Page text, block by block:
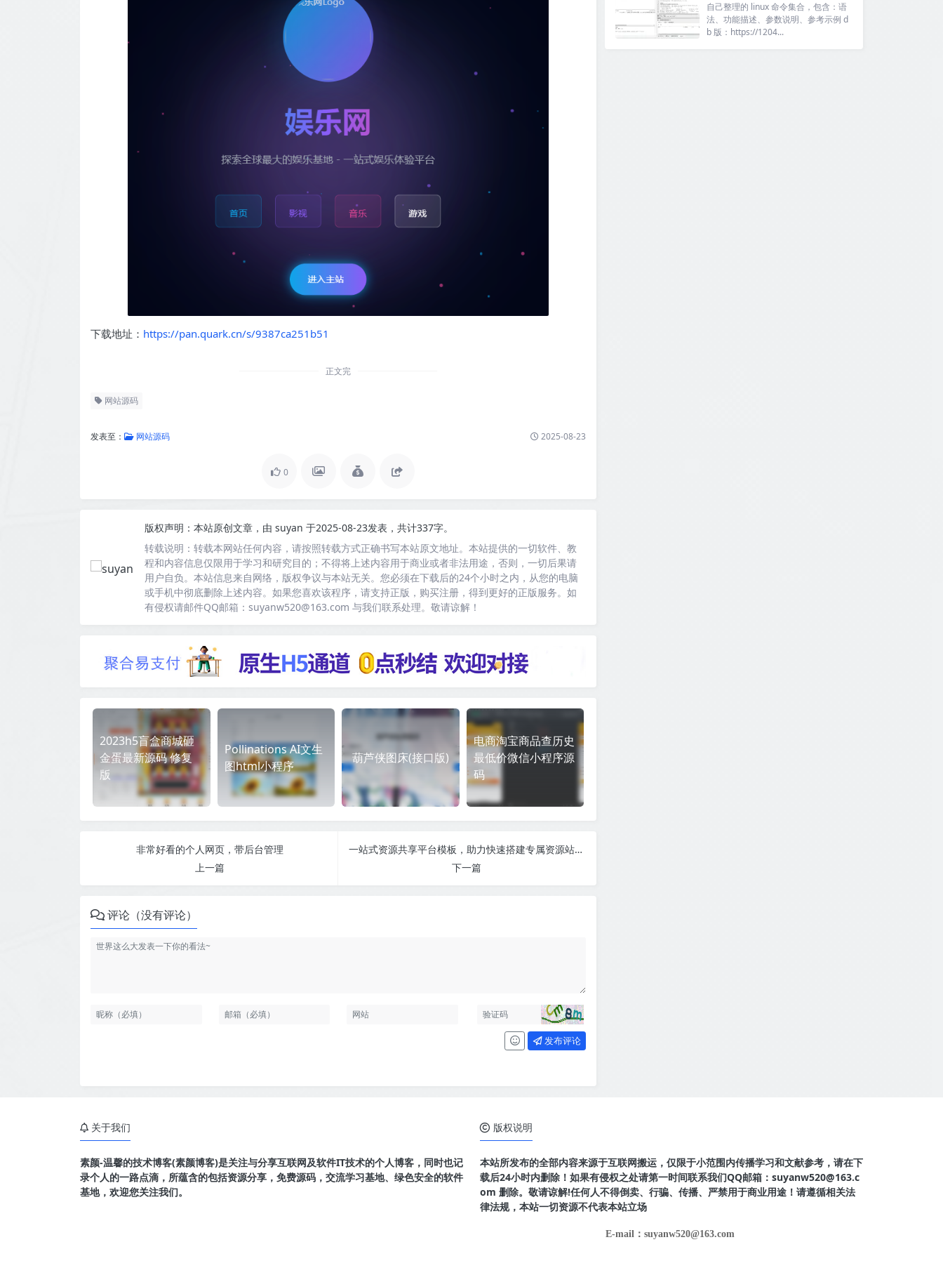
下载地址： https://pan.quark.cn/s/9387ca251b51
正文完
网站源码
发表至： 网站源码 2025-08-23
0
版权声明： 本站原创文章，由 suyan 于2025-08-23发表，共计337字。
转载说明： 转载本网站任何内容，请按照转载方式正确书写本站原文地址。本站提供的一切软件、教
程和内容信息仅限用于学习和研究目的；不得将上述内容用于商业或者非法用途，否则，一切后果请
用户自负。本站信息来自网络，版权争议与本站无关。您必须在下载后的24个小时之内，从您的电脑
或手机中彻底删除上述内容。如果您喜欢该程序，请支持正版，购买注册，得到更好的正版服务。如
有侵权请邮件QQ邮箱：suyanw520@163.com 与我们联系处理。敬请谅解！
2023h5盲盒商城砸
金蛋最新源码 修复
版
Pollinations AI文生
图html小程序
葫芦侠图床(接口版)
电商淘宝商品查历史
最低价微信小程序源
码
非常好看的个人网页，带后台管理
上一篇
一站式资源共享平台模板，助力快速搭建专属资源站源码
下一篇
评论（没有评论）
发布评论
自己整理的 linux 命令集合，包含：语
法、功能描述、参数说明、参考示例 d
b 版：https://1204...
关于我们
素颜-温馨的技术博客(素颜博客)是关注与分享互联网及软件IT技术的个人博客，同时也记
录个人的一路点滴，所蕴含的包括资源分享，免费源码，交流学习基地、绿色安全的软件
基地，欢迎您关注我们。
版权说明
本站所发布的全部内容来源于互联网搬运，仅限于小范围内传播学习和文献参考，请在下
载后24小时内删除！如果有侵权之处请第一时间联系我们QQ邮箱：suyanw520@163.c
om 删除。敬请谅解!任何人不得倒卖、行骗、传播、严禁用于商业用途！请遵循相关法
律法规，本站一切资源不代表本站立场
E-mail：suyanw520@163.com